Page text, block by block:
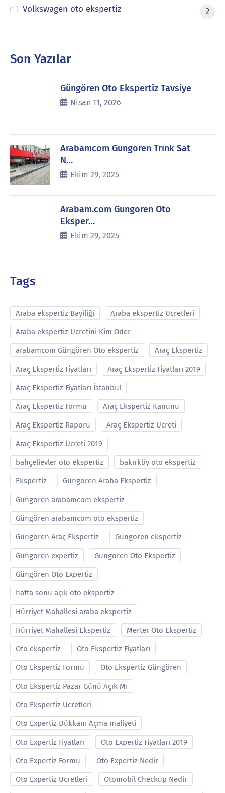
Volkswagen oto ekspertiz 2
Son Yazılar
Güngören Oto Ekspertiz Tavsiye
Nisan 11, 2026
Arabamcom Güngören Trink Sat
N…
Ekim 29, 2025
Arabam.com Güngören Oto
Eksper…
Ekim 29, 2025
Tags
Araba ekspertiz Bayiliği Araba ekspertiz Ucretleri
Araba ekspertiz Ücretini Kim Öder
arabamcom Güngören Oto ekspertiz Araç Ekspertiz
Araç Ekspertiz Fiyatları Araç Ekspertiz Fiyatları 2019
Araç Ekspertiz Fiyatları İstanbul
Araç Ekspertiz Formu Araç Ekspertiz Kanunu
Araç Ekspertiz Raporu Araç Ekspertiz Ucreti
Araç Ekspertiz Ücreti 2019
bahçelievler oto ekspertiz bakırköy oto ekspertiz
Ekspertiz Güngören Araba Ekspertiz
Güngören arabamcom ekspertiz
Güngören arabamcom oto ekspertiz
Güngören Araç Ekspertiz Güngören ekspertiz
Güngören expertiz Güngören Oto Ekspertiz
Güngören Oto Expertiz
hafta sonu açık oto ekspertiz
Hürriyet Mahallesi araba ekspertiz
Hürriyet Mahallesi Ekspertiz Merter Oto Ekspertiz
Oto ekspertiz Oto Ekspertiz Fiyatları
Oto Ekspertiz Formu Oto Ekspertiz Güngören
Oto Ekspertiz Pazar Günü Açık Mı
Oto Ekspertiz Ucretleri
Oto Expertiz Dükkanı Açma maliyeti
Oto Expertiz Fiyatları Oto Expertiz Fiyatları 2019
Oto Expertiz Formu Oto Expertiz Nedir
Oto Expertiz Ucretleri Otomobil Checkup Nedir